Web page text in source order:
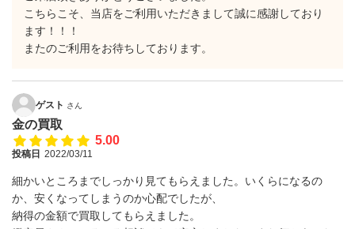
こちらこそ、当店をご利用いただきまして誠に感謝しており
ます！！！
またのご利用をお待ちしております。
ゲスト さん
金の買取
5.00
投稿日 2022/03/11
細かいところまでしっかり見てもらえました。いくらになるの
か、安くなってしまうのか心配でしたが、
納得の金額で買取してもらえました。